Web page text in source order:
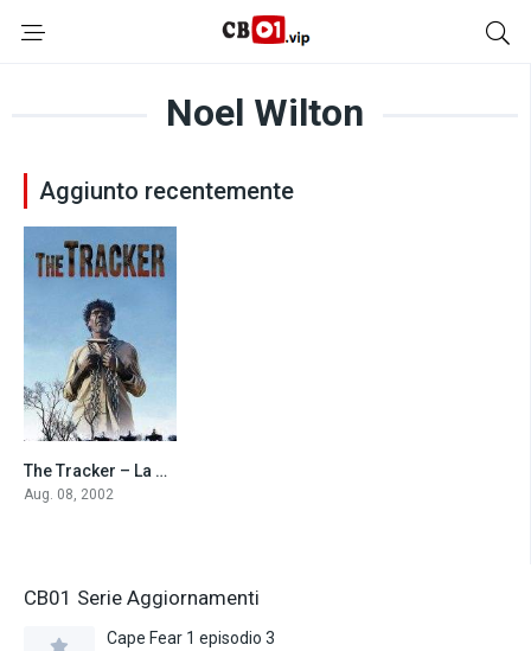
Noel Wilton
Aggiunto recentemente
7.5
The Tracker – La Guida (2002)
Aug. 08, 2002
CB01 Serie Aggiornamenti
Cape Fear 1 episodio 3